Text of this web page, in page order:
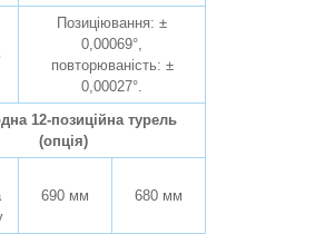
Позиціювання: ±
0,00069°,
повторюваність: ±
0,00027°.
12-позиційна турель
(опція)
690 мм 680 мм